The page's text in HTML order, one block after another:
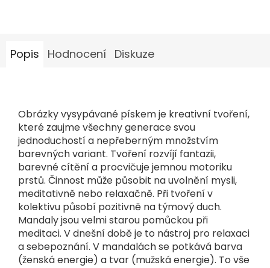
Popis Hodnocení Diskuze
Obrázky vysypávané pískem je kreativní tvoření,
které zaujme všechny generace svou
jednoduchostí a nepřeberným množstvím
barevných variant. Tvoření rozvíjí fantazii,
barevné cítění a procvičuje jemnou motoriku
prstů. Činnost může působit na uvolnění mysli,
meditativně nebo relaxačně. Při tvoření v
kolektivu působí pozitivně na týmový duch.
Mandaly jsou velmi starou pomůckou při
meditaci. V dnešní době je to nástroj pro relaxaci
a sebepoznání. V mandalách se potkává barva
(ženská energie) a tvar (mužská energie). To vše